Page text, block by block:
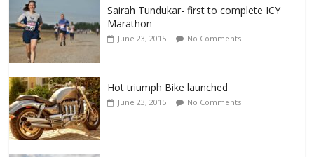
Sairah Tundukar- first to complete ICY
Marathon
June 23, 2015 No Comments
Hot triumph Bike launched
June 23, 2015 No Comments